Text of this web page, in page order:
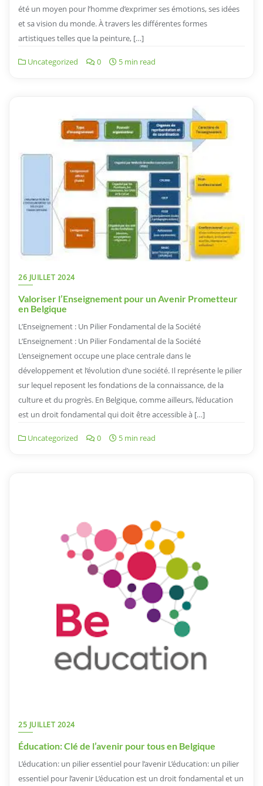
été un moyen pour l’homme d’exprimer ses émotions, ses idées
et sa vision du monde. À travers les différentes formes
artistiques telles que la peinture, […]
Uncategorized 0 5 min read
26 JUILLET 2024
Valoriser l’Enseignement pour un Avenir Prometteur
en Belgique
L’Enseignement : Un Pilier Fondamental de la Société
L’Enseignement : Un Pilier Fondamental de la Société
L’enseignement occupe une place centrale dans le
développement et l’évolution d’une société. Il représente le pilier
sur lequel reposent les fondations de la connaissance, de la
culture et du progrès. En Belgique, comme ailleurs, l’éducation
est un droit fondamental qui doit être accessible à […]
Uncategorized 0 5 min read
25 JUILLET 2024
Éducation: Clé de l’avenir pour tous en Belgique
L’éducation: un pilier essentiel pour l’avenir L’éducation: un pilier
essentiel pour l’avenir L’éducation est un droit fondamental et un